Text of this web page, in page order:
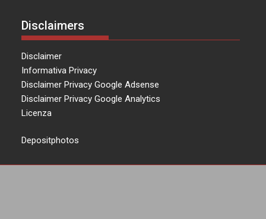
Disclaimers
Disclaimer
Informativa Privacy
Disclaimer Privacy Google Adsense
Disclaimer Privacy Google Analytics
Licenza
Depositphotos